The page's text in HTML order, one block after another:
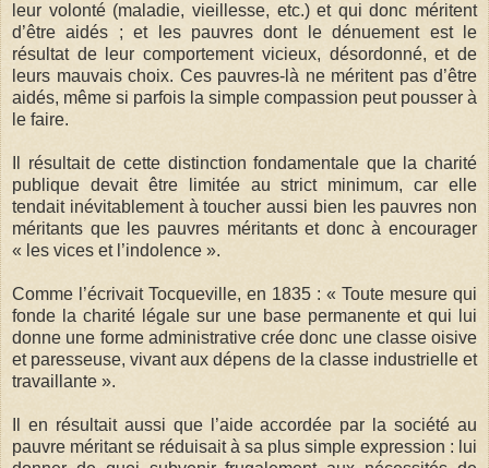
leur volonté (maladie, vieillesse, etc.) et qui donc méritent
d’être aidés ; et les pauvres dont le dénuement est le
résultat de leur comportement vicieux, désordonné, et de
leurs mauvais choix. Ces pauvres-là ne méritent pas d’être
aidés, même si parfois la simple compassion peut pousser à
le faire.
Il résultait de cette distinction fondamentale que la charité
publique devait être limitée au strict minimum, car elle
tendait inévitablement à toucher aussi bien les pauvres non
méritants que les pauvres méritants et donc à encourager
« les vices et l’indolence ».
Comme l’écrivait Tocqueville, en 1835 : « Toute mesure qui
fonde la charité légale sur une base permanente et qui lui
donne une forme administrative crée donc une classe oisive
et paresseuse, vivant aux dépens de la classe industrielle et
travaillante ».
Il en résultait aussi que l’aide accordée par la société au
pauvre méritant se réduisait à sa plus simple expression : lui